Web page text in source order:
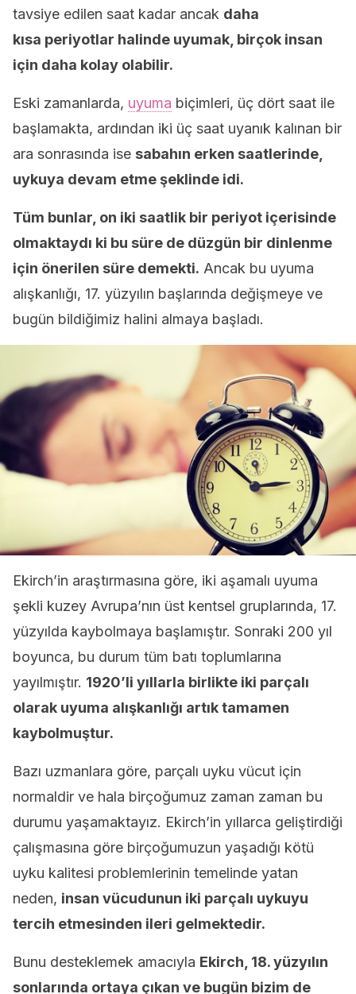
tavsiye edilen saat kadar ancak daha
kısa periyotlar halinde uyumak, birçok insan
için daha kolay olabilir.
Eski zamanlarda, uyuma biçimleri, üç dört saat ile
başlamakta, ardından iki üç saat uyanık kalınan bir
ara sonrasında ise sabahın erken saatlerinde,
uykuya devam etme şeklinde idi.
Tüm bunlar, on iki saatlik bir periyot içerisinde
olmaktaydı ki bu süre de düzgün bir dinlenme
için önerilen süre demekti. Ancak bu uyuma
alışkanlığı, 17. yüzyılın başlarında değişmeye ve
bugün bildiğimiz halini almaya başladı.
Ekirch’in araştırmasına göre, iki aşamalı uyuma
şekli kuzey Avrupa’nın üst kentsel gruplarında, 17.
yüzyılda kaybolmaya başlamıştır. Sonraki 200 yıl
boyunca, bu durum tüm batı toplumlarına
yayılmıştır. 1920’li yıllarla birlikte iki parçalı
olarak uyuma alışkanlığı artık tamamen
kaybolmuştur.
Bazı uzmanlara göre, parçalı uyku vücut için
normaldir ve hala birçoğumuz zaman zaman bu
durumu yaşamaktayız. Ekirch’in yıllarca geliştirdiği
çalışmasına göre birçoğumuzun yaşadığı kötü
uyku kalitesi problemlerinin temelinde yatan
neden, insan vücudunun iki parçalı uykuyu
tercih etmesinden ileri gelmektedir.
Bunu desteklemek amacıyla Ekirch, 18. yüzyılın
sonlarında ortaya çıkan ve bugün bizim de